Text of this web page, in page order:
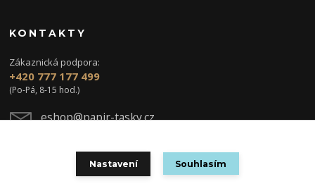
KONTAKTY
Zákaznická podpora:
+420 777 177 499
(Po-Pá, 8-15 hod.)
eshop@papir-tasky.cz
Nastavení Souhlasím